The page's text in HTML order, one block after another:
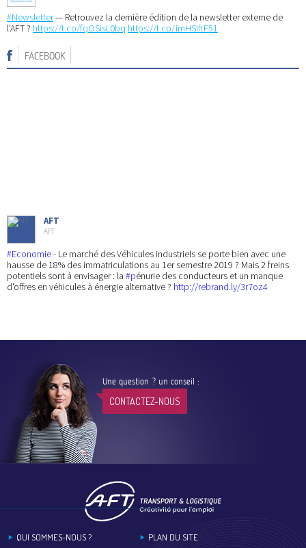
#Newsletter— Retrouvez la dernière édition de la newsletter externe de
l'AFT ? https://t.co/fqOSisL0bq https://t.co/imHSIftF51
FACEBOOK
AFT
AFT
#Economie- Le marché des Véhicules industriels se porte bien avec une
hausse de 18% des immatriculations au 1er semestre 2019 ? Mais 2 freins
potentiels sont à envisager : la #pénurie des conducteurs et un manque
d'offres en véhicules à énergie alternative ? http://rebrand.ly/3r7oz4
Une question ? un conseil :
CONTACTEZ-NOUS
QUI SOMMES-NOUS ? PLAN DU SITE